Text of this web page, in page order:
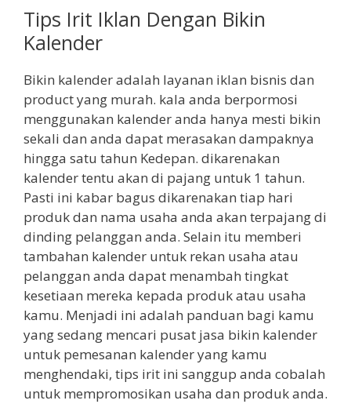
Tips Irit Iklan Dengan Bikin
Kalender
Bikin kalender adalah layanan iklan bisnis dan
product yang murah. kala anda berpormosi
menggunakan kalender anda hanya mesti bikin
sekali dan anda dapat merasakan dampaknya
hingga satu tahun Kedepan. dikarenakan
kalender tentu akan di pajang untuk 1 tahun.
Pasti ini kabar bagus dikarenakan tiap hari
produk dan nama usaha anda akan terpajang di
dinding pelanggan anda. Selain itu memberi
tambahan kalender untuk rekan usaha atau
pelanggan anda dapat menambah tingkat
kesetiaan mereka kepada produk atau usaha
kamu. Menjadi ini adalah panduan bagi kamu
yang sedang mencari pusat jasa bikin kalender
untuk pemesanan kalender yang kamu
menghendaki, tips irit ini sanggup anda cobalah
untuk mempromosikan usaha dan produk anda.